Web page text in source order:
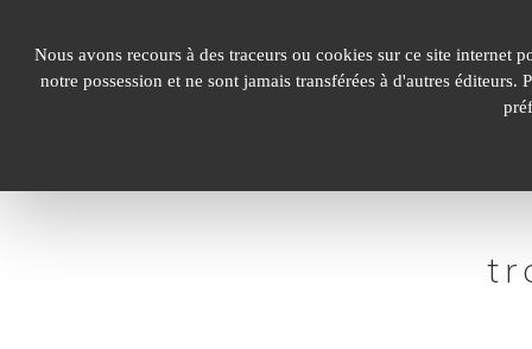
Nous avons recours à des traceurs ou cookies sur ce site internet
notre possession et ne sont jamais transférées à d'autres